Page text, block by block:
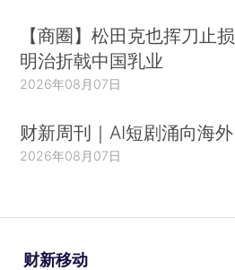
【商圈】松田克也挥刀止损
明治折戟中国乳业
2026年08月07日
财新周刊｜AI短剧涌向海外
2026年08月07日
财新移动